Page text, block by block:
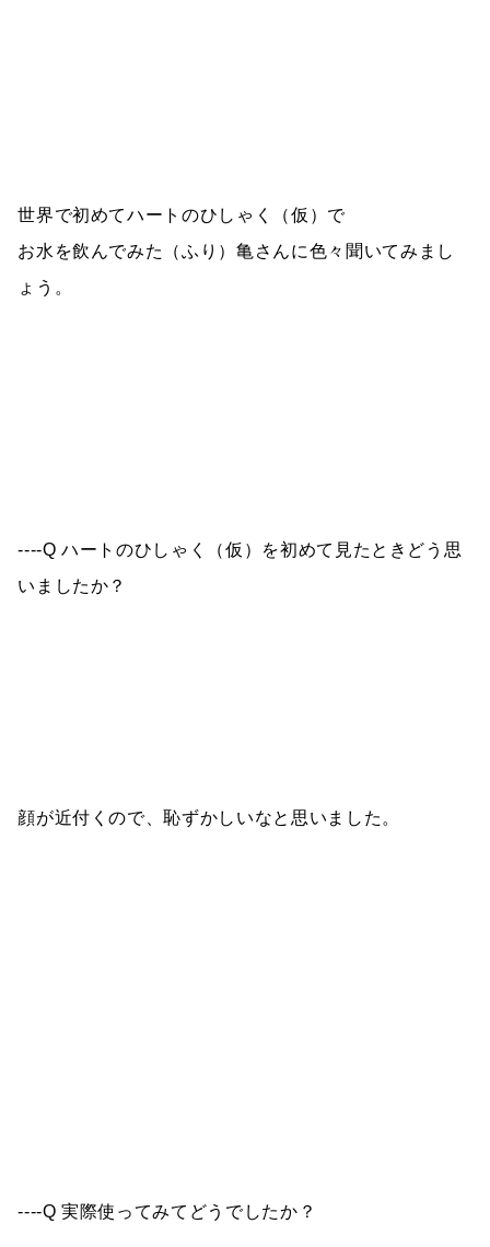
世界で初めてハートのひしゃく（仮）で
お水を飲んでみた（ふり）亀さんに色々聞いてみまし
ょう。
----Q ハートのひしゃく（仮）を初めて見たときどう思
いましたか？
顔が近付くので、恥ずかしいなと思いました。
----Q 実際使ってみてどうでしたか？